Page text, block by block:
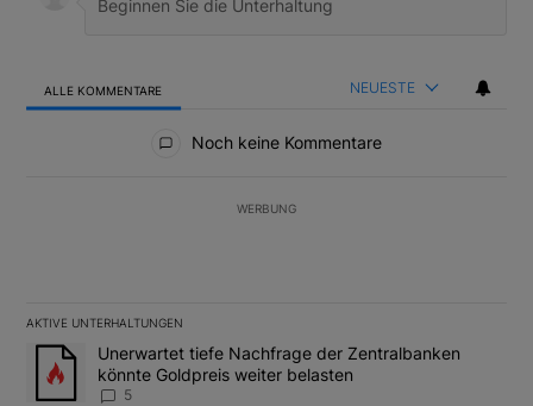
ALLE KOMMENTARE NEUESTE
Noch keine Kommentare
WERBUNG
AKTIVE UNTERHALTUNGEN
Das Folgende ist eine Liste der am meisten kommentierten
Ein Trendartikel mit dem Titel "Unerwartet tiefe Nachfrage der
Unerwartet tiefe Nachfrage der Zentralbanken
könnte Goldpreis weiter belasten
5